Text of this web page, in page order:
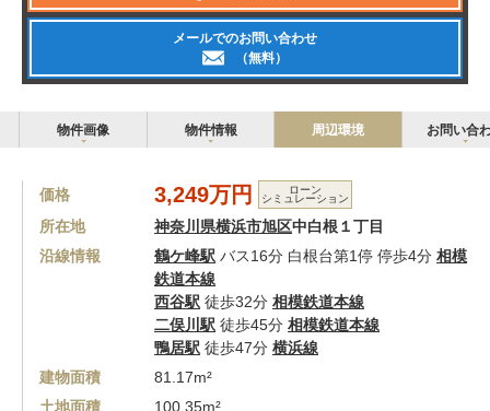
メールでのお問い合わせ
（無料）
物件画像 物件情報 周辺環境 お問い合
価格 3,249万円 ローン
シミュレーション
所在地 神奈川県横浜市旭区中白根１丁目
沿線情報
鶴ケ峰駅 バス16分 白根台第1停 停歩4分 相模
鉄道本線
西谷駅 徒歩32分 相模鉄道本線
二俣川駅 徒歩45分 相模鉄道本線
鴨居駅 徒歩47分 横浜線
建物面積
81.17m²
土地面積
100.35m²